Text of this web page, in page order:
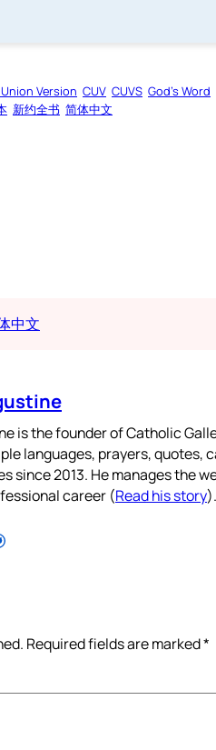
Version CUV CUVS God’s Word
新约全书 简体中文
中文
is the founder of Catholic
languages, prayers,
since 2013. He manages the
career (Read his story
Required fields are marked*